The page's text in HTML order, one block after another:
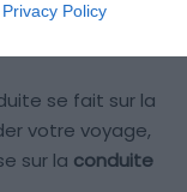
Privacy Policy
se fait sur la
votre voyage,
sur la conduite